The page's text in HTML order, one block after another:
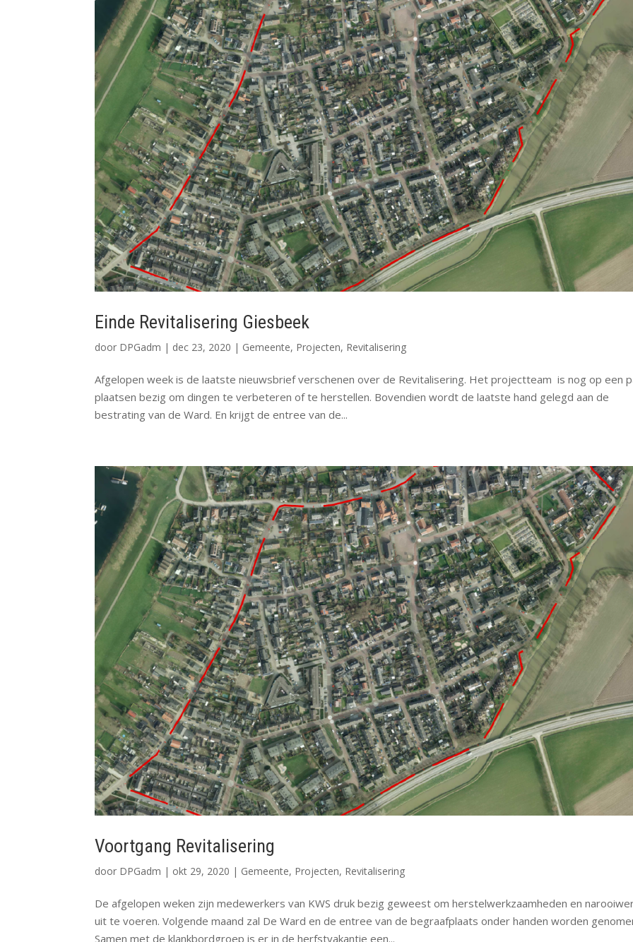
Einde Revitalisering Giesbeek
door DPGadm | dec 23, 2020 | Gemeente, Projecten, Revitalisering
Afgelopen week is de laatste nieuwsbrief verschenen over de Revitalisering. Het projectteam is nog op een
plaatsen bezig om dingen te verbeteren of te herstellen. Bovendien wordt de laatste hand gelegd aan de
bestrating van de Ward. En krijgt de entree van de...
Voortgang Revitalisering
door DPGadm | okt 29, 2020 | Gemeente, Projecten, Revitalisering
De afgelopen weken zijn medewerkers van KWS druk bezig geweest om herstelwerkzaamheden en
uit te voeren. Volgende maand zal De Ward en de entree van de begraafplaats onder handen worden
Samen met de klankbordgroep is er in de herfstvakantie een...